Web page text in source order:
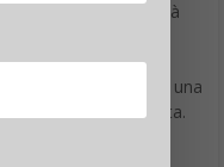
della proprietà
terzi per
sta crescendo
del costruire una
piuttosto elevata.